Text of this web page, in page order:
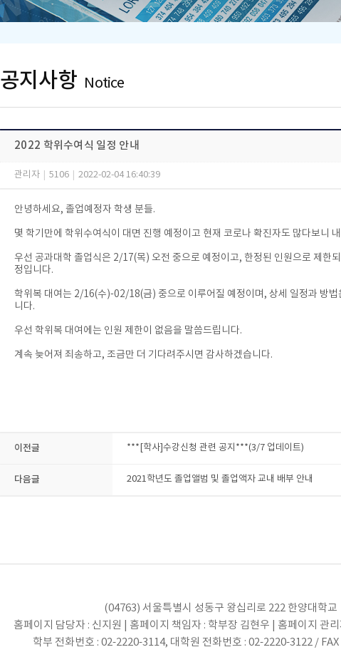
공지사항 Notice
2022 학위수여식 일정 안내
관리자 5106 2022-02-04 16:40:39
안녕하세요, 졸업예정자 학생 분들.
몇 학기만에 학위수여식이 대면 진행 예정이고 현재 코로나 확진자도 많다보니
우선 공과대학 졸업식은 2/17(목) 오전 중으로 예정이고, 한정된 인원으로 제한
정입니다.
학위복 대여는 2/16(수)-02/18(금) 중으로 이루어질 예정이며, 상세 일정과 방
니다.
우선 학위복 대여에는 인원 제한이 없음을 말씀드립니다.
계속 늦어져 죄송하고, 조금만 더 기다려주시면 감사하겠습니다.
이전글 ***[학사]수강신청 관련 공지***(3/7 업데이트)
다음글 2021학년도 졸업앨범 및 졸업액자 교내 배부 안내
(04763) 서울특별시 성동구 왕십리로 222 한양대학교
홈페이지 담당자 : 신지원 | 홈페이지 책임자 : 학부장 김현우 | 홈페이지 관
학부 전화번호 : 02-2220-3114, 대학원 전화번호 : 02-2220-3122 /